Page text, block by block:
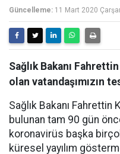
Güncelleme: 11 Mart 2020
Sağlık Bakanı
olan vatandaşımızın
Sağlık Bakanı Fahrettin
bulunan tam 90 gün
koronavirüs başka
küresel yayılım